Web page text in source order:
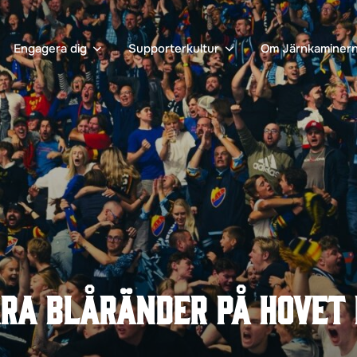
Engagera dig Supporterkultur Om
blåränder på Hovet